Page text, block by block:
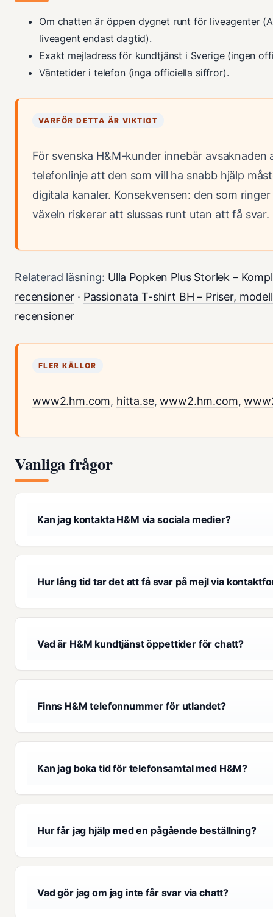
Om chatten är öppen dygnet runt för liveagenter
liveagent endast dagtid).
Exakt mejladress för kundtjänst i Sverige (ingen
Väntetider i telefon (inga officiella siffror).
VARFÖR DETTA ÄR VIKTIGT
För svenska H&M-kunder innebär avsaknaden
telefonlinje att den som vill ha snabb hjälp
digitala kanaler. Konsekvensen: den som
växeln riskerar att slussas runt utan att få svar.
Relaterad läsning: Ulla Popken Plus Storlek –
recensioner · Passionata T-shirt BH – Priser,
recensioner
FLER KÄLLOR
www2.hm.com, hitta.se,www2.hm.com,
Vanliga frågor
Kan jag kontakta H&M via sociala medier?
Hur lång tid tar det att få svar på mejl via
Vad är H&M kundtjänst öppettider för chatt?
Finns H&M telefonnummer för utlandet?
Kan jag boka tid för telefonsamtal med H&M?
Hur får jag hjälp med en pågående beställning?
Vad gör jag om jag inte får svar via chatt?